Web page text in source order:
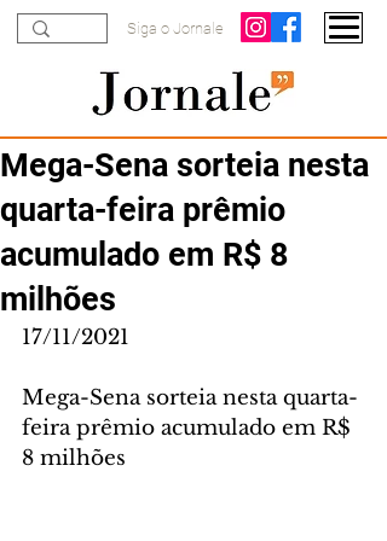
Siga o Jornale
Mega-Sena sorteia nesta
quarta-feira prêmio
acumulado em R$ 8
milhões
17/11/2021
Mega-Sena sorteia nesta quarta-
feira prêmio acumulado em R$
8 milhões